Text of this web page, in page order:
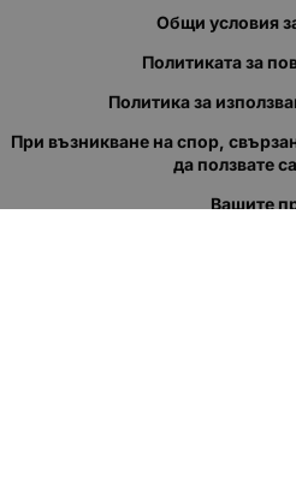
Общи условия
Политиката за
Политика за
При възникване на спор,
да ползвате
Вашите